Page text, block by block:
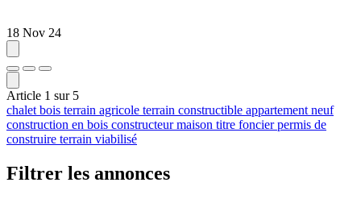
18 Nov 24
Article 1 sur 5
chalet bois terrain agricole terrain constructible appartement neuf
construction en bois constructeur maison titre foncierpermis de
construire terrain viabilisé
Filtrer les annonces